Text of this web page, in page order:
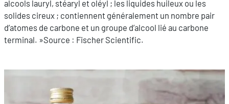
alcools lauryl, stéaryl et oléyl ; les liquides huileux ou les
solides cireux ; contiennent généralement un nombre pair
d’atomes de carbone et un groupe d’alcool lié au carbone
terminal. »Source : Fischer Scientific.